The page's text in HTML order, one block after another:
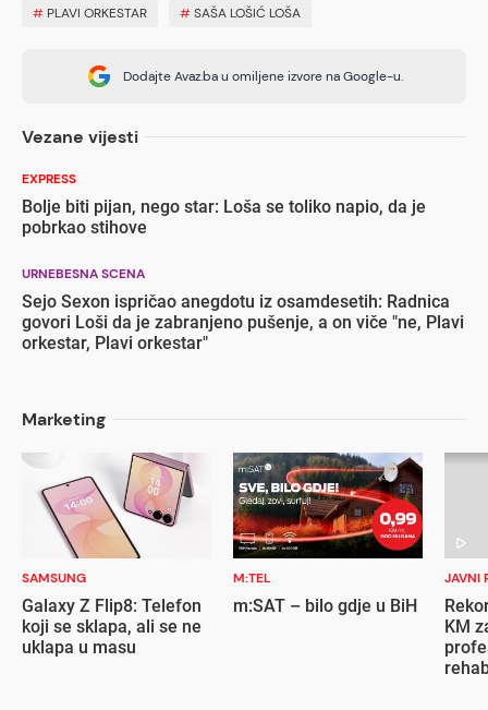
# PLAVI ORKESTAR #SAŠA LOŠIĆ LOŠA
Dodajte Avaz.ba u omiljene izvore na Google-u.
Vezane vijesti
EXPRESS
Bolje biti pijan, nego star: Loša se toliko napio, da je
pobrkao stihove
URNEBESNA SCENA
Sejo Sexon ispričao anegdotu iz osamdesetih: Radnica
govori Loši da je zabranjeno pušenje, a on viče "ne, Plavi
orkestar, Plavi orkestar"
Marketing
SAMSUNG
Galaxy Z Flip8: Telefon
koji se sklapa, ali se ne
uklapa u masu
M:TEL
m:SAT – bilo gdje u BiH
JAVNI
KM